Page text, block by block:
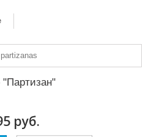
"Партизан"
руб.